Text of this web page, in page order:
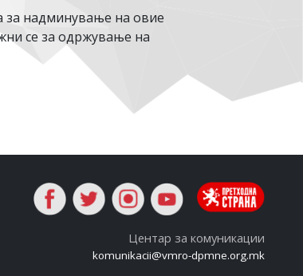
надминување на овие
се за одржување на
Центар за комуникации
komunikacii@vmro-dpmne.org.mk